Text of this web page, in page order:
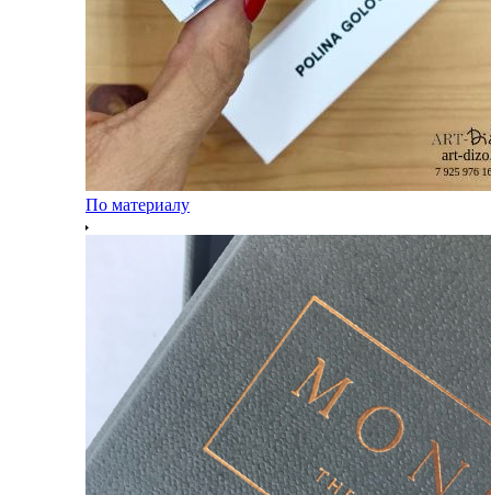
По материалу